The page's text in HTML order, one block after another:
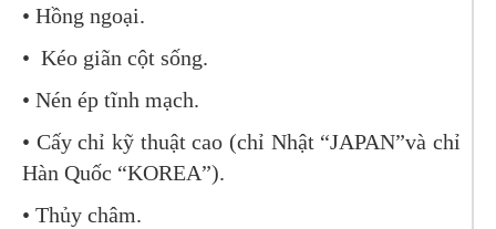
• Hồng ngoại.
• Kéo giãn cột sống.
• Nén ép tĩnh mạch.
• Cấy chỉ kỹ thuật cao (chỉ Nhật “JAPAN”và chỉ
Hàn Quốc “KOREA”).
• Thủy châm.